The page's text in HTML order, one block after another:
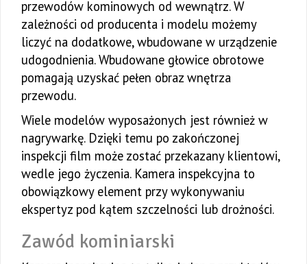
przewodów kominowych od wewnątrz. W
zależności od producenta i modelu możemy
liczyć na dodatkowe, wbudowane w urządzenie
udogodnienia. Wbudowane głowice obrotowe
pomagają uzyskać pełen obraz wnętrza
przewodu.
Wiele modelów wyposażonych jest również w
nagrywarkę. Dzięki temu po zakończonej
inspekcji film może zostać przekazany klientowi,
wedle jego życzenia. Kamera inspekcyjna to
obowiązkowy element przy wykonywaniu
ekspertyz pod kątem szczelności lub drożności.
Zawód kominiarski